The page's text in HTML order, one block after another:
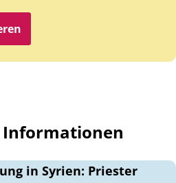
in Syrien: Priester